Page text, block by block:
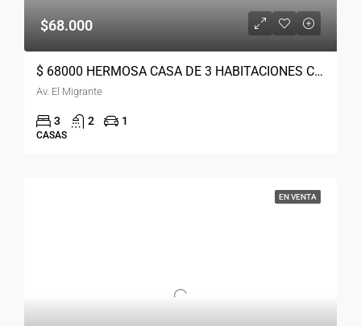
$68.000
$ 68000 HERMOSA CASA DE 3 HABITACIONES CUENCA SECTOR AV. EL MIGRANTE
Av. El Migrante
3 2 1
CASAS
EN VENTA